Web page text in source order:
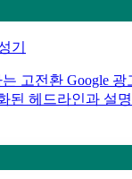
기
고전환 Google 광
된 헤드라인과 설